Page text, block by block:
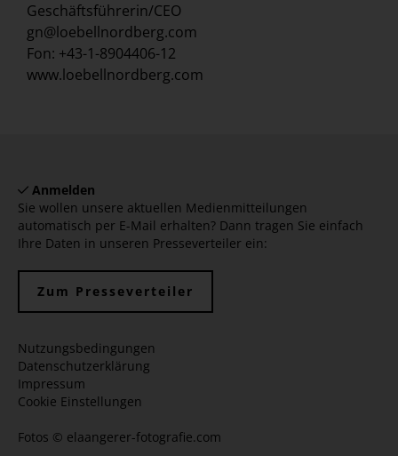
Geschäftsführerin/CEO
gn@loebellnordberg.com
Fon: +43-1-8904406-12
www.loebellnordberg.com
Anmelden
Sie wollen unsere aktuellen Medienmitteilungen
automatisch per E-Mail erhalten? Dann tragen Sie einfach
Ihre Daten in unseren Presseverteiler ein:
Zum Presseverteiler
Nutzungsbedingungen
Datenschutzerklärung
Impressum
Cookie Einstellungen
Fotos © elaangerer-fotografie.com